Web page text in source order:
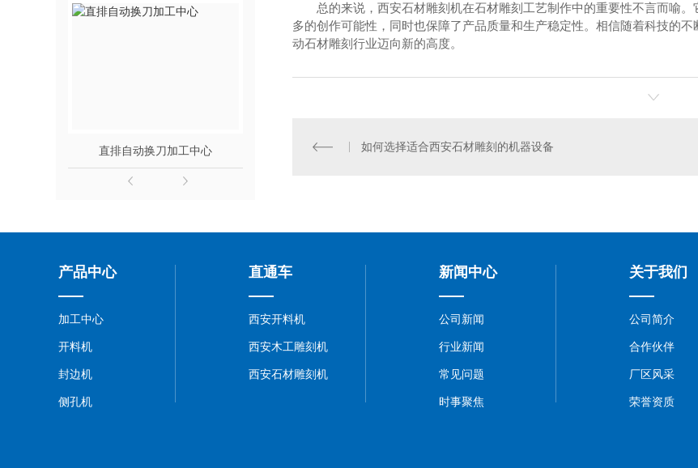
直排自动换刀加工中心 保利龙加工中心 真空吸附覆膜机
总的来说，西安石材雕刻机在石材雕刻工艺制作中的重要性不言而喻
多的创作可能性，同时也保障了产品质量和生产稳定性。相信随着科技的
动石材雕刻行业迈向新的高度。
如何选择适合西安石材雕刻的机器设备
产品中心
加工中心
开料机
封边机
侧孔机
直通车
西安开料机
西安木工雕刻机
西安石材雕刻机
新闻中心
公司新闻
行业新闻
常见问题
时事聚焦
关于我们
公司简介
合作伙伴
厂区风采
荣誉资质